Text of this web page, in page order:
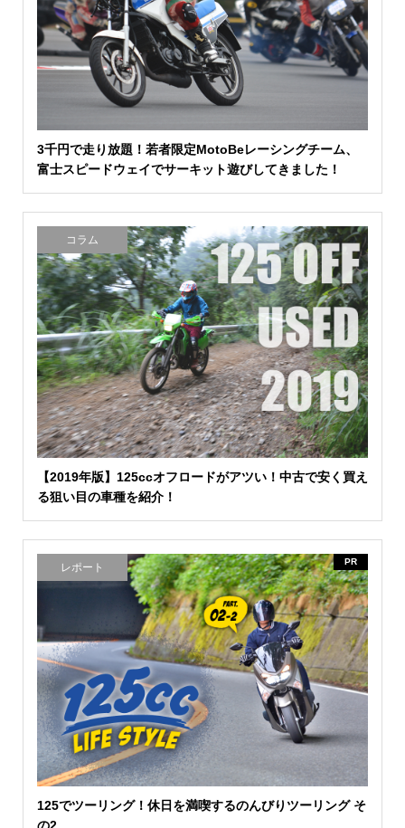
3千円で走り放題！若者限定MotoBeレーシングチーム、
富士スピードウェイでサーキット遊びしてきました！
コラム
【2019年版】125ccオフロードがアツい！中古で安く買え
る狙い目の車種を紹介！
レポート PR
125でツーリング！休日を満喫するのんびりツーリング そ
の2